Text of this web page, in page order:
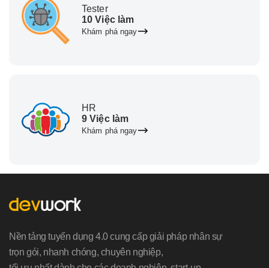
Tester
10 Việc làm
Khám phá ngay
HR
9 Việc làm
Khám phá ngay
Nền tảng tuyển dụng 4.0 cung cấp giải pháp nhân sự
trọn gói, nhanh chóng, chuyên nghiệp,